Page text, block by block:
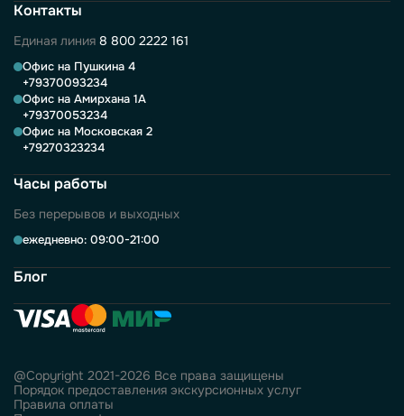
Контакты
Единая линия 8 800 2222 161
Офис на Пушкина 4
+79370093234
Офис на Амирхана 1А
+79370053234
Офис на Московская 2
+79270323234
Часы работы
Без перерывов и выходных
ежедневно: 09:00-21:00
Блог
@Copyright 2021-2026 Все права защищены
Порядок предоставления экскурсионных услуг
Правила оплаты